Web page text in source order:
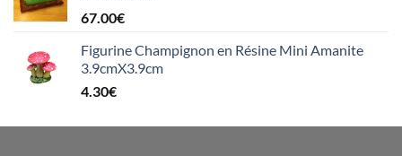
67.00€
Figurine Champignon en Résine Mini Amanite
3.9cmX3.9cm
4.30€